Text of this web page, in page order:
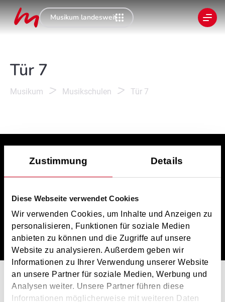
Zustimmung Details
Diese Webseite verwendet Cookies
Wir verwenden Cookies, um Inhalte und Anzeigen zu
personalisieren, Funktionen für soziale Medien
anbieten zu können und die Zugriffe auf unsere
Website zu analysieren. Außerdem geben wir
Informationen zu Ihrer Verwendung unserer Website
an unsere Partner für soziale Medien, Werbung und
Analysen weiter. Unsere Partner führen diese
Informationen möglicherweise mit weiteren Daten
Musikum landesweit
Tür 7
Musikum Musikschulen Tür 7